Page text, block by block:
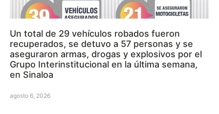
Un total de 29 vehículos robados fueron
recuperados, se detuvo a 57 personas y se
aseguraron armas, drogas y explosivos por el
Grupo Interinstitucional en la última semana,
en Sinaloa
agosto 6, 2026